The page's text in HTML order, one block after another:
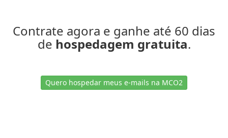
Contrate agora e ganhe até 60 dias
de hospedagem gratuita.
Quero hospedar meus e-mails na MCO2